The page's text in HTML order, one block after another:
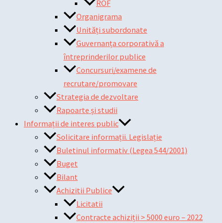
ROF
Organigrama
Unități subordonate
Guvernanța corporativă a
întreprinderilor publice
Concursuri/examene de
recrutare/promovare
Strategia de dezvoltare
Rapoarte și studii
Informații de interes public
Solicitare informații. Legislație
Buletinul informativ (Legea 544/2001)
Buget
Bilant
Achizitii Publice
Licitatii
Contracte achiziții > 5000 euro – 2022